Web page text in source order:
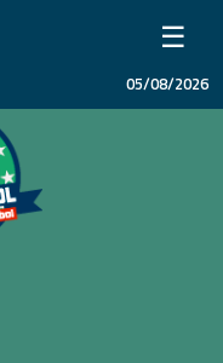
☰
05/08/2026